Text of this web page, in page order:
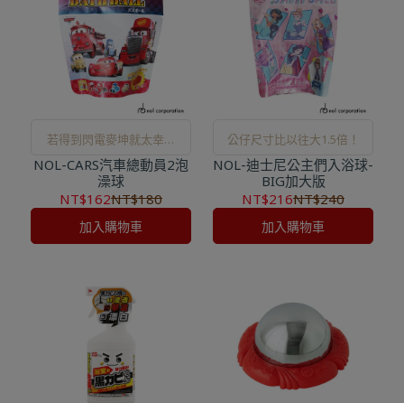
若得到閃電麥坤就太幸運
了！
NOL-CARS汽車總動員2泡
澡球
NT$162NT$180
加入購物車
公仔尺寸比以往大1.5倍！
NOL-迪士尼公主們入浴球-
BIG加大版
NT$216NT$240
加入購物車